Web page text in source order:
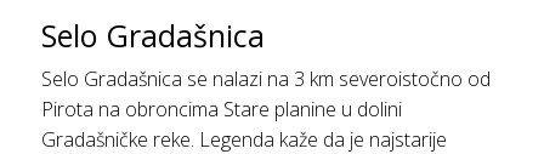
Selo Gradašnica
Selo Gradašnica se nalazi na 3 km severoistočno od
Pirota na obroncima Stare planine u dolini
Gradašničke reke. Legenda kaže da je najstarije